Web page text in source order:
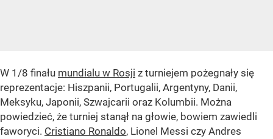
W 1/8 finału mundialu w Rosji z turniejem pożegnały się
reprezentacje: Hiszpanii, Portugalii, Argentyny, Danii,
Meksyku, Japonii, Szwajcarii oraz Kolumbii. Można
powiedzieć, że turniej stanął na głowie, bowiem zawiedli
faworyci. Cristiano Ronaldo, Lionel Messi czy Andres